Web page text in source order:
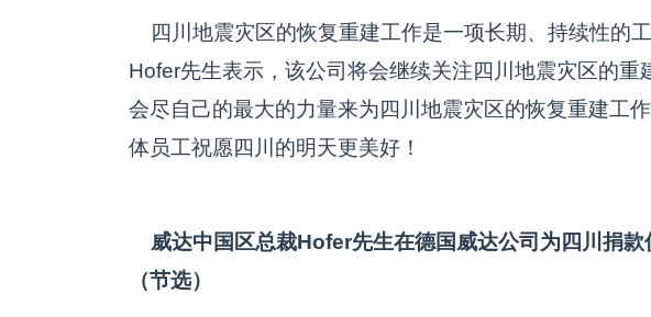
四川地震灾区的恢复重建工作是一项长期、持续性的
Hofer先生表示，该公司将会继续关注四川地震灾区的重
会尽自己的最大的力量来为四川地震灾区的恢复重建工
体员工祝愿四川的明天更美好！
威达中国区总裁Hofer先生在德国威达公司为四川捐款
（节选）